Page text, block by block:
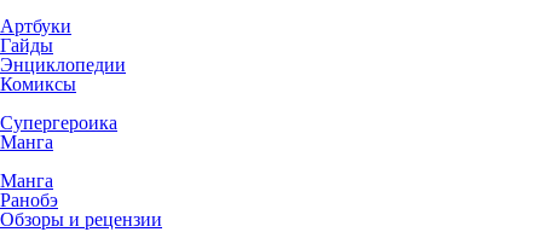
Артбуки
Гайды
Энциклопедии
Комиксы
Супергероика
Манга
Манга
Ранобэ
Обзоры и рецензии